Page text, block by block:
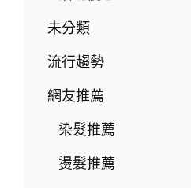
拉
髮
色！
染
髮
推
薦
未分類
流行趨勢
網友推薦
染髮推薦
燙髮推薦